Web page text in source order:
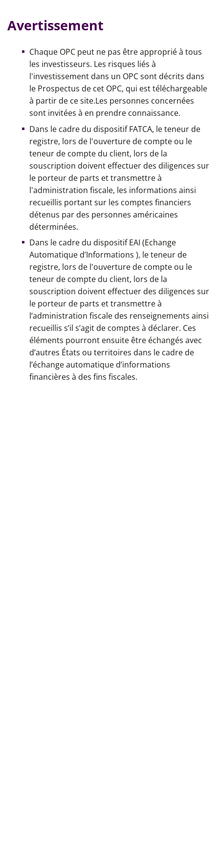
Avertissement
Chaque OPC peut ne pas être approprié à tous
les investisseurs. Les risques liés à
l'investissement dans un OPC sont décrits dans
le Prospectus de cet OPC, qui est téléchargeable
à partir de ce site.Les personnes concernées
sont invitées à en prendre connaissance.
Dans le cadre du dispositif FATCA, le teneur de
registre, lors de l'ouverture de compte ou le
teneur de compte du client, lors de la
souscription doivent effectuer des diligences sur
le porteur de parts et transmettre à
l'administration fiscale, les informations ainsi
recueillis portant sur les comptes financiers
détenus par des personnes américaines
déterminées.
Dans le cadre du dispositif EAI (Echange
Automatique d’Informations ), le teneur de
registre, lors de l'ouverture de compte ou le
teneur de compte du client, lors de la
souscription doivent effectuer des diligences sur
le porteur de parts et transmettre à
l’administration fiscale des renseignements ainsi
recueillis s’il s’agit de comptes à déclarer. Ces
éléments pourront ensuite être échangés avec
d’autres États ou territoires dans le cadre de
l’échange automatique d’informations
financières à des fins fiscales.